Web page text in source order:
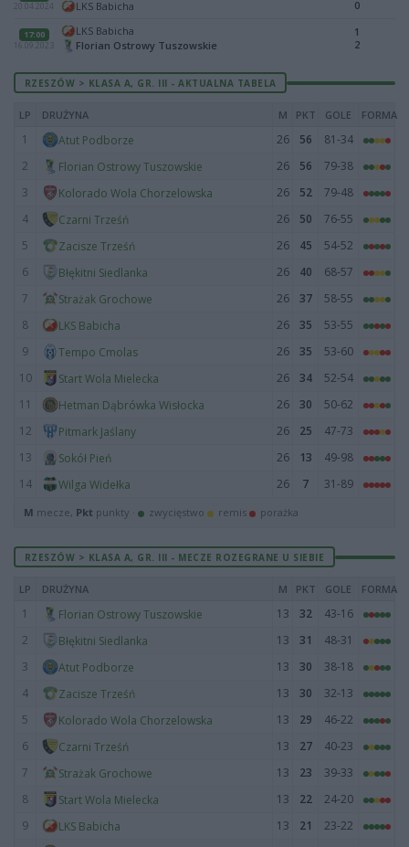
20.04.2024
LKS Babicha
0
17:00
16.09.2023
LKS Babicha
Florian Ostrowy Tuszowskie
1
2
RZESZÓW > KLASA A, GR. III - AKTUALNA TABELA
LP DRUŻYNA M PKT GOLE FORMA
1 Atut Podborze 26 56
81-34
2
Florian Ostrowy Tuszowskie 26 56
79-38
3
Kolorado Wola Chorzelowska 26 52
79-48
4
Czarni Trześń 26 50
76-55
5
Zacisze Trześń 26 45
54-52
6
Błękitni Siedlanka 26 40
68-57
7
Strażak Grochowe 26 37
58-55
8
LKS Babicha 26 35
53-55
9
Tempo Cmolas 26 35
53-60
10
Start Wola Mielecka 26 34
52-54
11
Hetman Dąbrówka Wisłocka 26 30
50-62
12
Pitmark Jaślany 26 25
47-73
13
Sokół Pień 26 13
49-98
14
Wilga Widełka 26 7 31-89
M mecze, Pkt punkty · zwycięstwo remis porażka
RZESZÓW > KLASA A, GR. III - MECZE ROZEGRANE U SIEBIE
LP DRUŻYNA M PKT GOLE FORMA
1 Florian Ostrowy Tuszowskie 13 32
43-16
2
Błękitni Siedlanka 13 31
48-31
3
Atut Podborze 13 30
38-18
4
Zacisze Trześń 13 30
32-13
5
Kolorado Wola Chorzelowska 13 29
46-22
6
Czarni Trześń 13 27
40-23
7
Strażak Grochowe 13 23
39-33
8
Start Wola Mielecka 13 22
24-20
9
LKS Babicha 13 21
23-22